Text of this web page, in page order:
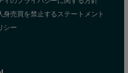
身売買を禁止するステートメント
シー